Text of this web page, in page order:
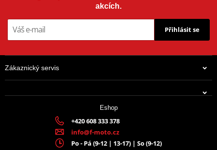
akcích.
Přihlásit se
Zákaznický servis
Eshop
+420 608 333 378
info@f-moto.cz
Po - Pá (9-12 | 13-17) | So (9-12)